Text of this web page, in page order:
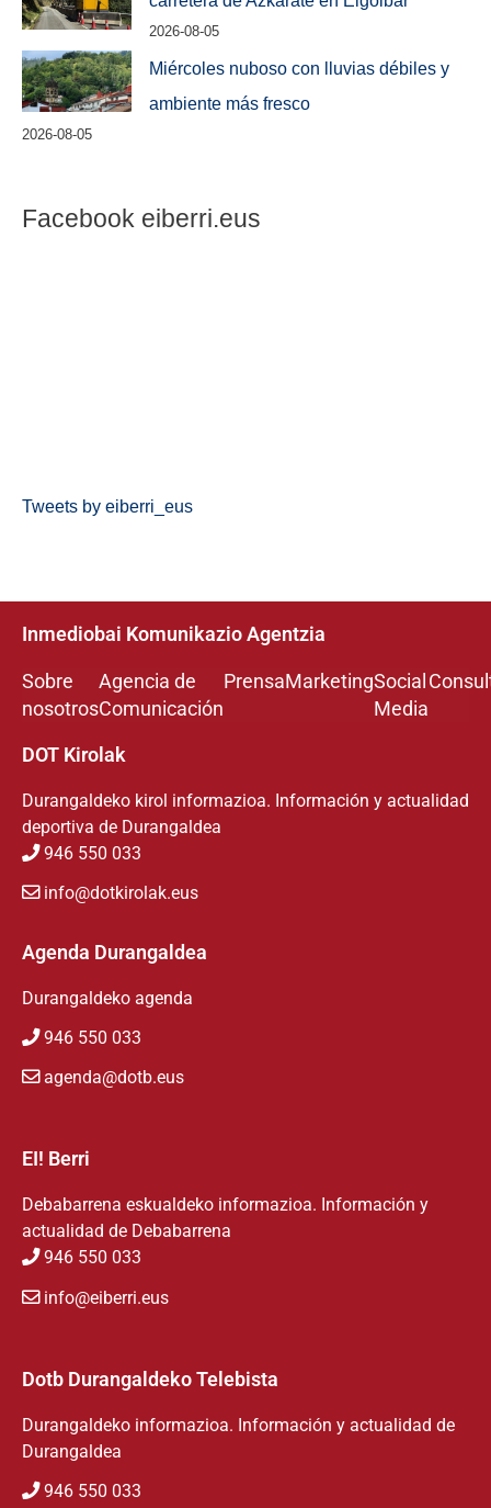
2026-08-05
Miércoles nuboso con lluvias débiles y
ambiente más fresco
2026-08-05
Facebook eiberri.eus
Tweets by eiberri_eus
Inmediobai Komunikazio Agentzia
Sobre
nosotros
Agencia de
Comunicación
PrensaMarketingSocial
Media
DOT Kirolak
Durangaldeko kirol informazioa. Información y actualidad
deportiva de Durangaldea
946 550 033
info@dotkirolak.eus
Agenda Durangaldea
Durangaldeko agenda
946 550 033
agenda@dotb.eus
EI! Berri
Debabarrena eskualdeko informazioa. Información y
actualidad de Debabarrena
946 550 033
info@eiberri.eus
Dotb Durangaldeko Telebista
Durangaldeko informazioa. Información y actualidad de
Durangaldea
946 550 033